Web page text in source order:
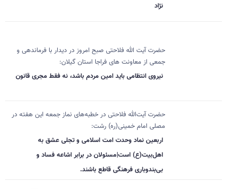
نژاد
حضرت آیت الله فلاحتی صبح امروز در دیدار با فرماندهی و
جمعی از معاونت های فراجا استان گیلان:
نیروی انتظامی باید امین مردم باشد، نه فقط مجری قانون
حضرت آیت‌الله فلاحتی در خطبه‌های نماز جمعه این هفته در
مصلی امام خمینی(ره) رشت:
اربعین نماد وحدت امت اسلامی و تجلی عشق به
اهل‌بیت(ع) است|مسئولان در برابر اشاعه فساد و
بی‌بندوباری فرهنگی قاطع باشند.